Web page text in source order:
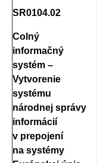
SR0104.02
Colný
informačný
systém –
Vytvorenie
systému
národnej správy
informácií
v prepojení
na systémy